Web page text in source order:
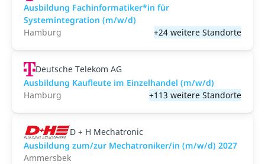
Ausbildung Fachinformatiker*in für
Systemintegration (m/w/d)
Hamburg
+24 weitere Standorte
Deutsche Telekom AG
Ausbildung Kaufleute im Einzelhandel (m/w/d)
Hamburg
+113 weitere Standorte
D + H Mechatronic
Ausbildung zum/zur Mechatroniker/in (m/w/d) 2027
Ammersbek